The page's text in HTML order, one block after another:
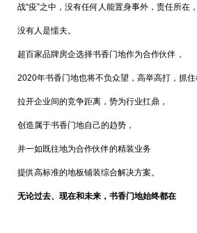
战“疫”之中，没有任何人能置身事外，责任所在，
没有人是懦夫。
超百家品牌房企选择书香门地作为合作伙伴，
2020年书香门地也将不负众望，高举高打，抓住
拉开企业间的竞争距离，势为行业扛鼎，
创造属于书香门地自己的趋势，
并一如既往地为合作伙伴的精装业务
提供高标准的地板铺装综合解决方案。
无论过去、现在和未来，书香门地始终都在